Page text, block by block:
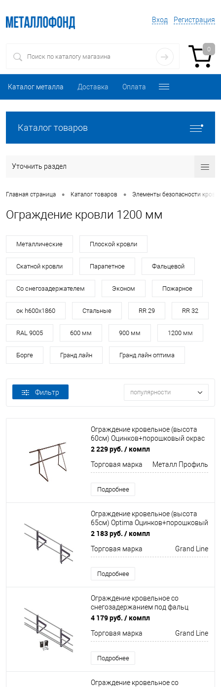
Вход Регистрация
0
Каталог металла Доставка Оплата
Каталог товаров
Уточнить раздел
Главная страница • Каталог товаров • Элементы безопасности
Ограждение кровли 1200 мм
Металлические Плоской кровли
Скатной кровли Парапетное Фальцевой
Со снегозадержателем Эконом Пожарное
ок h600х1860 Стальные RR 29 RR 32
RAL 9005 600 мм 900 мм 1200 мм
Борге Гранд лайн Гранд лайн оптима
Фильтр популярности
Ограждение кровельное (высота
60см) Оцинков+порошковый окрас
1860мм Металл Профиль
2 229 руб. / компл
Торговая марка Металл Профиль
Подробнее
Ограждение кровельное (высота
65см) Optima Оцинков+порошковый
окрас 2000мм Grand Line
2 183 руб. / компл
Торговая марка Grand Line
Подробнее
Ограждение кровельное со
снегозадержанием под фальц
(высота 65см) Optima
2000мм Grand Line
4 179 руб. / компл
Торговая марка Grand Line
Подробнее
Ограждение кровельное со